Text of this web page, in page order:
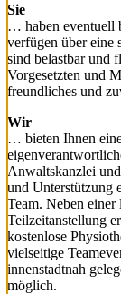
Sie
… haben eventuell
verfügen über eine
sind belastbar und
Vorgesetzten und
freundliches und
Wir
… bieten Ihnen
Anwaltskanzlei
und Unterstützung
Team. Neben
Teilzeitanstellung
kostenlose
vielseitige
innenstadtnah
möglich.